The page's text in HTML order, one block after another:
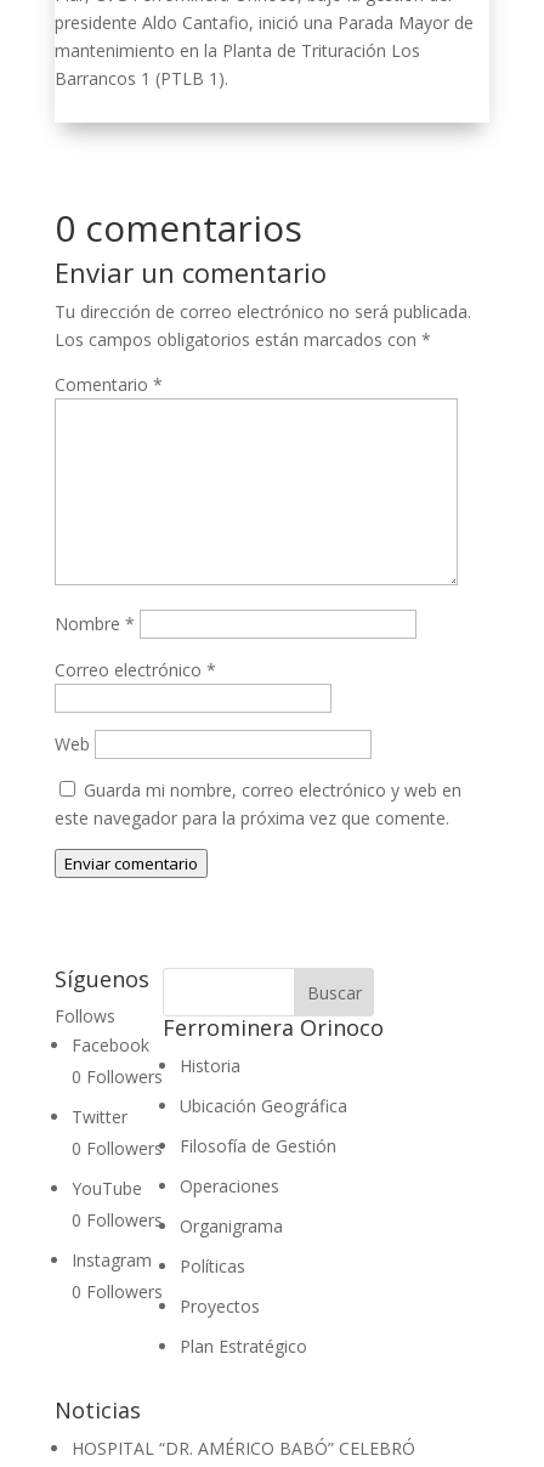
presidente Aldo Cantafio, inició una Parada Mayor de
mantenimiento en la Planta de Trituración Los
Barrancos 1 (PTLB 1).
0 comentarios
Enviar un comentario
Tu dirección de correo electrónico no será publicada.
Los campos obligatorios están marcados con *
Comentario *
Nombre *
Correo electrónico *
Web
Guarda mi nombre, correo electrónico y web en
este navegador para la próxima vez que comente.
Enviar comentario
Síguenos
Follows
Facebook
0 Followers
Twitter
0 Followers
YouTube
0 Followers
Instagram
0 Followers
Ferrominera Orinoco
Historia
Ubicación Geográfica
Filosofía de Gestión
Operaciones
Organigrama
Políticas
Proyectos
Plan Estratégico
Noticias
HOSPITAL “DR. AMÉRICO BABÓ” CELEBRÓ